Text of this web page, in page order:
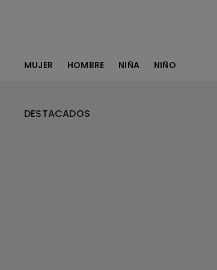
DESTACADOS
MUJER HOMBRE NIÑA NIÑO